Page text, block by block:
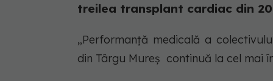
treilea transplant cardiac din
„Performanță medicală a
din Târgu Mureș continuă la cel mai